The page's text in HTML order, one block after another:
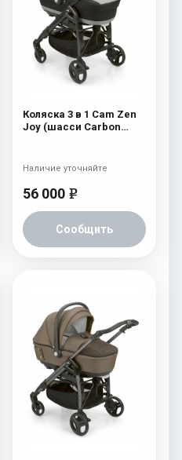
Коляска 3 в 1 Cam Zen
Joy (шасси Carbon
56 000 e
Сообщить
Наличие уточняйте